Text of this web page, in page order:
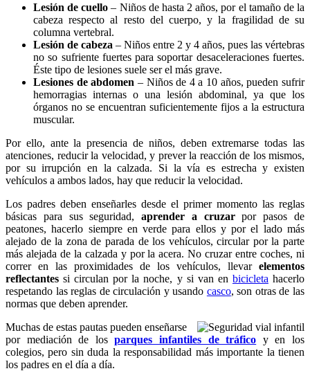
Lesión de cuello – Niños de hasta 2 años, por el tamaño de la
cabeza respecto al resto del cuerpo, y la fragilidad de su
columna vertebral.
Lesión de cabeza – Niños entre 2 y 4 años, pues las vértebras
no so sufriente fuertes para soportar desaceleraciones fuertes.
Éste tipo de lesiones suele ser el más grave.
Lesiones de abdomen – Niños de 4 a 10 años, pueden sufrir
hemorragias internas o una lesión abdominal, ya que los
órganos no se encuentran suficientemente fijos a la estructura
muscular.
Por ello, ante la presencia de niños, deben extremarse todas las
atenciones, reducir la velocidad, y prever la reacción de los mismos,
por su irrupción en la calzada. Si la vía es estrecha y existen
vehículos a ambos lados, hay que reducir la velocidad.
Los padres deben enseñarles desde el primer momento las reglas
básicas para sus seguridad,aprender a cruzarpor pasos de
peatones, hacerlo siempre en verde para ellos y por el lado más
alejado de la zona de parada de los vehículos, circular por la parte
más alejada de la calzada y por la acera. No cruzar entre coches, ni
correr en las proximidades de los vehículos, llevar elementos
reflectantes si circulan por la noche, y si van en bicicleta hacerlo
respetando las reglas de circulación y usando casco, son otras de las
normas que deben aprender.
Muchas de estas pautas pueden enseñarse
por mediación de losparques infantiles de tráfico y en los
colegios, pero sin duda la responsabilidad más importante la tienen
los padres en el día a día.